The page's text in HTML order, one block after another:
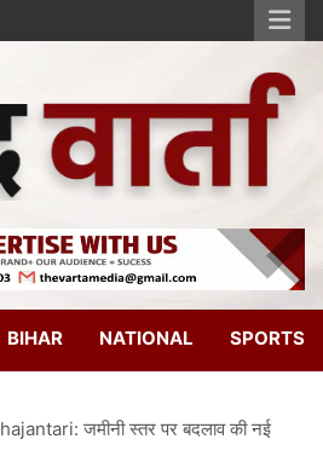
BIHAR NATIONAL SPORTS
जमीनी स्तर पर बदलाव की नई